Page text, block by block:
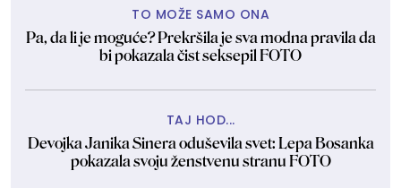
TO MOŽE SAMO ONA
Pa, da li je moguće? Prekršila je sva modna pravila da
bi pokazala čist seksepil FOTO
TAJ HOD...
Devojka Janika Sinera oduševila svet: Lepa Bosanka
pokazala svoju ženstvenu stranu FOTO